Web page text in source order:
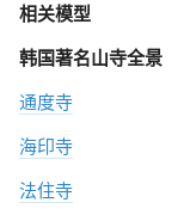
相关模型
韩国著名山寺全景
通度寺
海印寺
法住寺